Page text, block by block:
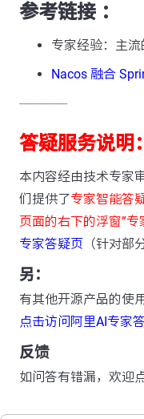
参考链接 ：
专家经验：主流
Nacos 融合
---------------
答疑服务说明：
本内容经由技术专家
们提供了专家智能答
页面的右下的浮窗”专
专家答疑页 （针对部
另：
有其他开源产品的使
点击访问阿里AI专家
反馈
如问答有错漏，欢迎点